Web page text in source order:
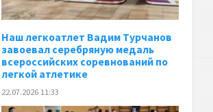
Наш легкоатлет Вадим Турчанов
завоевал серебряную медаль
всероссийских соревнований по
легкой атлетике
22.07.2026 11:33